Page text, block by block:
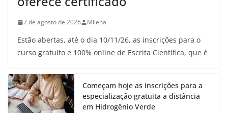
7 de agosto de 2026 Milena
Estão abertas, até o dia 10/11/26, as inscrições para o
curso gratuito e 100% online de Escrita Científica, que é
Começam hoje as inscrições para a
especialização gratuita a distância
em Hidrogênio Verde